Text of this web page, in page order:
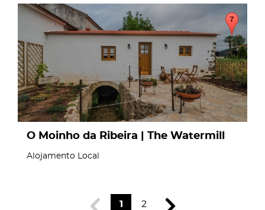
page
O Moinho da Ribeira | The Watermill
Alojamento Local
1 2